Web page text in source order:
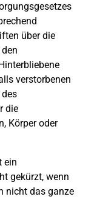
über die
verstorbenen
die
Körper oder
ein
gekürzt, wenn
nicht das ganze